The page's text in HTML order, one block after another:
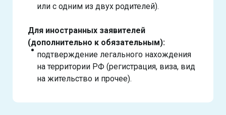
или с одним из двух родителей).
Для иностранных заявителей
(дополнительно к обязательным):
подтверждение легального нахождения
на территории РФ (регистрация, виза, вид
на жительство и прочее).